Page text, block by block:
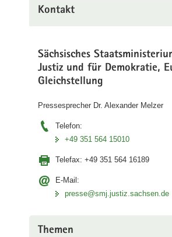
Kontakt
Sächsisches
Justiz und für Demokratie,
Gleichstellung
Pressesprecher Dr. Alexander Melzer
Telefon:
+49 351 564 15010
Telefax: +49 351 564 16189
E-Mail:
presse@smj.justiz.sachsen.de
Themen